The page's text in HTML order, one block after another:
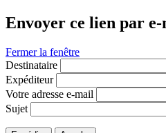
Envoyer ce lien par
Fermer la fenêtre
Destinataire
Expéditeur
Votre adresse e-mail
Sujet